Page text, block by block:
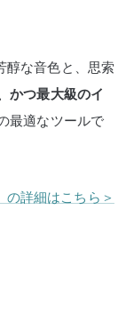
醇な音色と、思索
かつ最大級のイ
最適なツールで
詳細はこちら＞